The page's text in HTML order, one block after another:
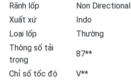
Rãnh lốp
Non Directional
Xuất xứ
Indo
Loại lốp
Thường
Thông số tải
trọng
87**
Chỉ số tốc độ
V**